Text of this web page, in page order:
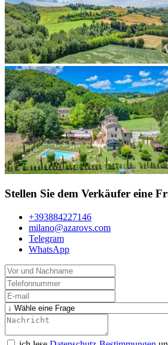
Stellen Sie dem Verkäufer eine
+393884227146
milano@azarovs.com
Telegram
WhatsApp